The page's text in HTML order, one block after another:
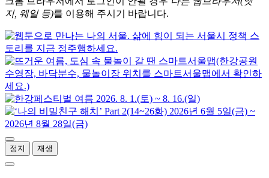
지, 웨일 등)를 이용해 주시기 바랍니다.
정지 재생